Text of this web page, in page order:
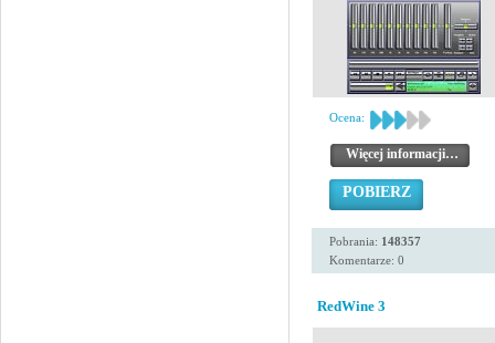
Ocena:
Więcej informacji…
POBIERZ
Pobrania: 148357
Komentarze: 0
RedWine 3